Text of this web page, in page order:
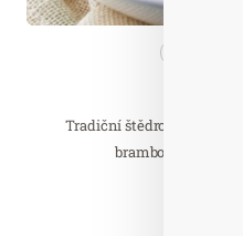
Tradiční štědrovečerní
bramborovým